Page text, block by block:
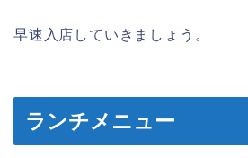
早速入店していきましょう。
ランチメニュー